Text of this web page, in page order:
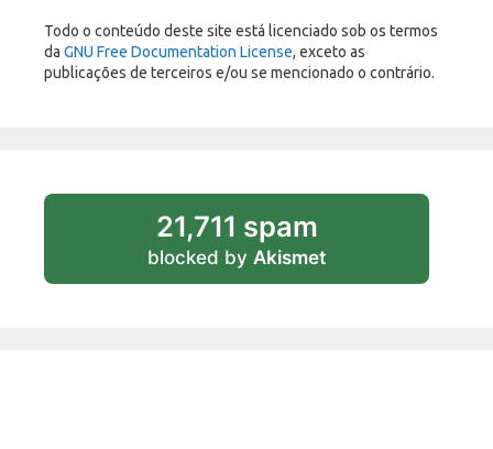
Todo o conteúdo deste site está licenciado sob os termos
da GNU Free Documentation License, exceto as
publicações de terceiros e/ou se mencionado o contrário.
21,711 spam
blocked by Akismet